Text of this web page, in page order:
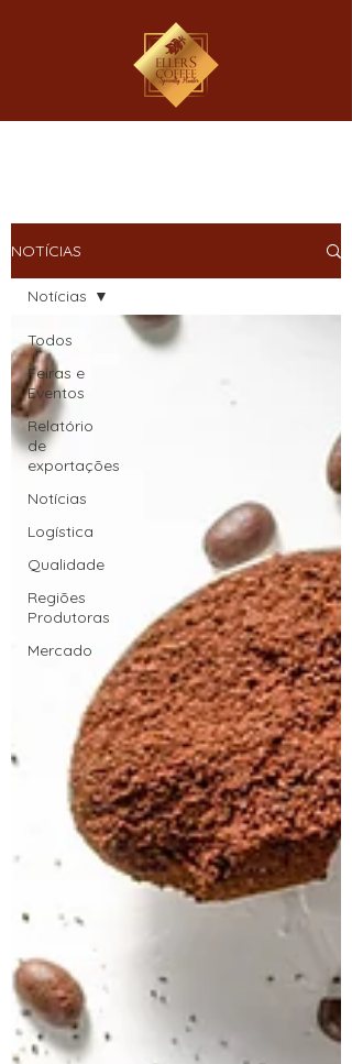
NOTÍCIAS
Todos
Feiras e
Eventos
Relatório
de
exportações
Notícias
Logística
Qualidade
Regiões
Produtoras
Mercado
Notícias